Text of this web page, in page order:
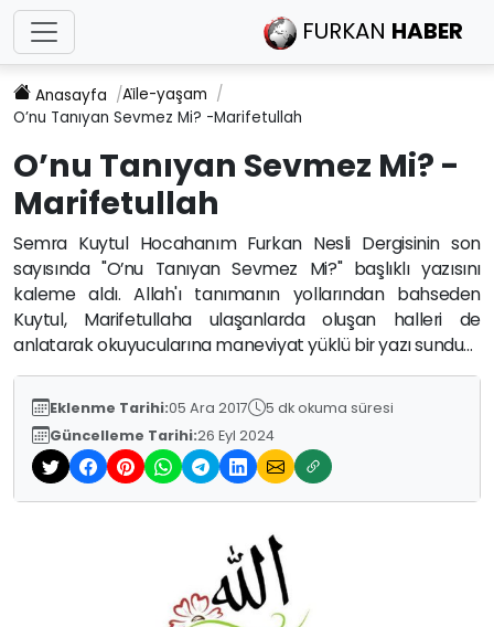
FURKAN HABER
Anasayfa
Ai̇le-yaşam
O’nu Tanıyan Sevmez Mi? -Marifetullah
O’nu Tanıyan Sevmez Mi? -
Marifetullah
Semra Kuytul Hocahanım Furkan Nesli Dergisinin son
sayısında "O’nu Tanıyan Sevmez Mi?" başlıklı yazısını
kaleme aldı. Allah'ı tanımanın yollarından bahseden
Kuytul, Marifetullaha ulaşanlarda oluşan halleri de
anlatarak okuyucularına maneviyat yüklü bir yazı sundu...
Eklenme Tarihi:05 Ara 2017
5 dk okuma süresi
Güncelleme Tarihi:26 Eyl 2024